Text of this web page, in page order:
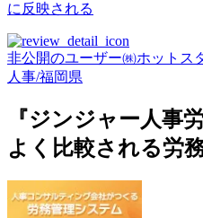
に反映される
非公開のユーザー㈱ホットス
人事/福岡県
『ジンジャー人事
よく比較される労